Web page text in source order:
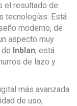
el resultado de
tecnologías. Está
moderno, de
aspecto muy
Inblan, está
de lazo y
más avanzada
de uso,